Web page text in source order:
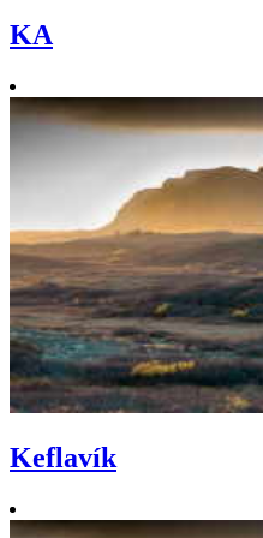
KA
Keflavík